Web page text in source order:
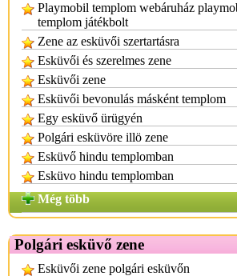
Playmobil templom webáruház
templom játékbolt
Zene az esküvői szertartásra
Esküvői és szerelmes zene
Esküvői zene
Esküvői bevonulás másként templom
Egy esküvő ürügyén
Polgári esküvöre illö zene
Esküvő hindu templomban
Esküvo hindu templomban
Még több
Polgári esküvő zene
Esküvői zene polgári esküvőn